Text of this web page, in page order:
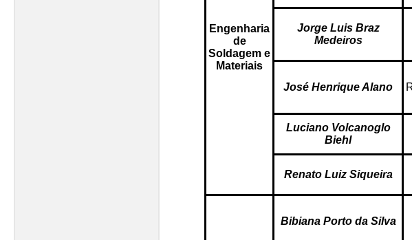
Engenharia
de
Soldagem e
Materiais
Jorge Luis Braz
Medeiros
José Henrique Alano
Luciano Volcanoglo
Biehl
Renato Luiz Siqueira
Bibiana Porto da Silva